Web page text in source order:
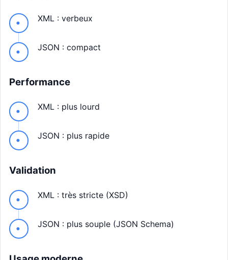
XML : verbeux
JSON : compact
Performance
XML : plus lourd
JSON : plus rapide
Validation
XML : très stricte (XSD)
JSON : plus souple (JSON Schema)